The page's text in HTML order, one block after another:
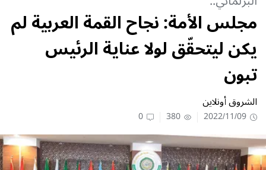
مجلس الأمة: نجاح القمة العربية لم
يكن ليتحقّق لولا عناية الرئيس
تبون
الشروق أونلاين
2022/11/09
380
0